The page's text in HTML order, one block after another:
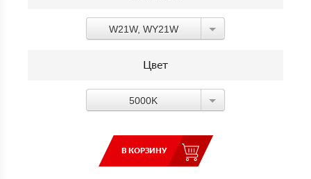
W21W, WY21W
Цвет
5000K
В КОРЗИНУ